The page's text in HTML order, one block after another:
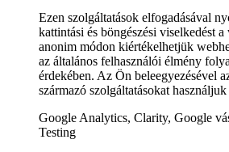
Ezen szolgáltatások elfogadásával
kattintási és böngészési viselkedést
anonim módon kiértékelhetjük
az általános felhasználói élmény
érdekében. Az Ön beleegyezésével
származó szolgáltatásokat
Google Analytics, Clarity, Google
Testing